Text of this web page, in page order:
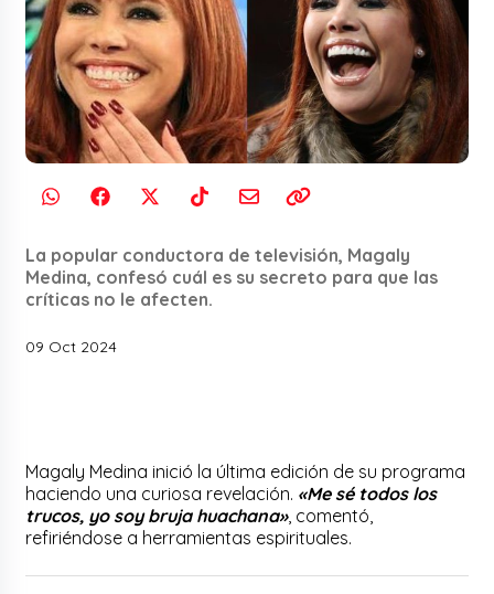
La popular conductora de televisión, Magaly
Medina, confesó cuál es su secreto para que las
críticas no le afecten.
09 Oct 2024
Magaly Medina inició la última edición de su programa
haciendo una curiosa revelación. «Me sé todos los
trucos, yo soy bruja huachana», comentó,
refiriéndose a herramientas espirituales.